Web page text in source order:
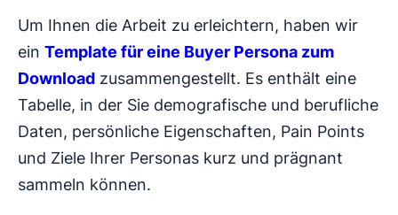
Um Ihnen die Arbeit zu erleichtern, haben wir
ein Template für eine Buyer Persona zum
Download zusammengestellt. Es enthält eine
Tabelle, in der Sie demografische und berufliche
Daten, persönliche Eigenschaften, Pain Points
und Ziele Ihrer Personas kurz und prägnant
sammeln können.